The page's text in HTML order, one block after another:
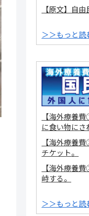
【原文】自
＞＞もっと読
【海外療養
に食い物に
【海外療養
チケット。
【海外療養
峙する。
＞＞もっと読